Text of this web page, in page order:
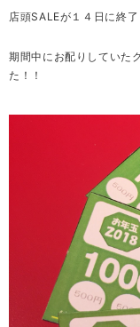
店頭SALEが１４日に終了
期間中にお配りしていた
た！！